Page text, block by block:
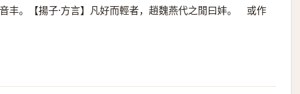
丰。【揚子·方言】凡好而輕者，趙魏燕代之閒曰妦。 或作